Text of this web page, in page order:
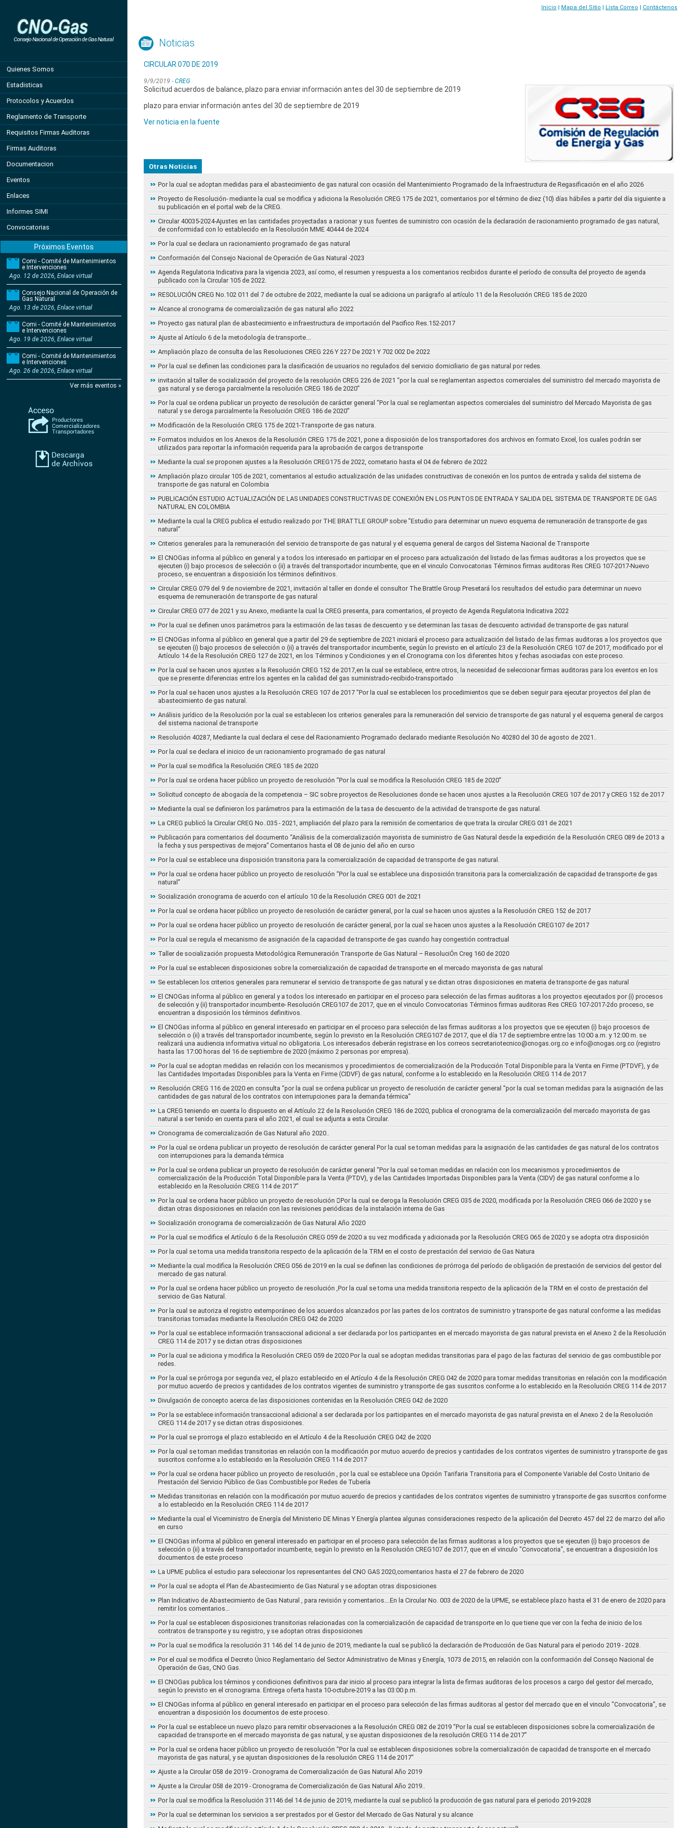
Quienes Somos
Estadisticas
Protocolos y Acuerdos
Reglamento de Transporte
Requisitos Firmas Auditoras
Firmas Auditoras
Documentacion
Eventos
Enlaces
Informes SIMI
Convocatorias
Próximos Eventos
Comi - Comité de Mantenimientos
e Intervenciones
Ago. 12 de 2026, Enlace virtual
Consejo Nacional de Operación de
Gas Natural
Ago. 13 de 2026, Enlace virtual
Comi - Comité de Mantenimientos
e Intervenciones
Ago. 19 de 2026, Enlace virtual
Comi - Comité de Mantenimientos
e Intervenciones
Ago. 26 de 2026, Enlace virtual
Ver más eventos »
Inicio | Mapa del Sitio | Lista Correo | Contáctenos
Noticias
CIRCULAR 070 DE 2019
9/9/2019 - CREG
Solicitud acuerdos de balance, plazo para enviar información antes del 30 de septiembre de 2019
plazo para enviar información antes del 30 de septiembre de 2019
Ver noticia en la fuente
Otras Noticias
Por la cual se adoptan medidas para el abastecimiento de gas natural con ocasión del Mantenimiento Programado de la Infraestructura de Regasificación en el año 2026
Proyecto de Resolución- mediante la cual se modifica y adiciona la Resolución CREG 175 de 2021, comentarios por el término de diez (10) días hábiles a partir del día siguiente a
su publicación en el portal web de la CREG.
Circular 40035-2024-Ajustes en las cantidades proyectadas a racionar y sus fuentes de suministro con ocasión de la declaración de racionamiento programado de gas natural,
de conformidad con lo establecido en la Resolución MME 40444 de 2024
Por la cual se declara un racionamiento programado de gas natural
Conformación del Consejo Nacional de Operación de Gas Natural -2023
Agenda Regulatoria Indicativa para la vigencia 2023, así como, el resumen y respuesta a los comentarios recibidos durante el período de consulta del proyecto de agenda
publicado con la Circular 105 de 2022.
RESOLUCIÓN CREG No.102 011 del 7 de octubre de 2022, mediante la cual se adiciona un parágrafo al artículo 11 de la Resolución CREG 185 de 2020
Alcance al cronograma de comercialización de gas natural año 2022
Proyecto gas natural plan de abastecimiento e infraestructura de importación del Pacifico Res.152-2017
Ajuste al Artículo 6 de la metodología de transporte….
Ampliación plazo de consulta de las Resoluciones CREG 226 Y 227 De 2021 Y 702 002 De 2022
Por la cual se definen las condiciones para la clasificación de usuarios no regulados del servicio domiciliario de gas natural por redes.
invitación al taller de socialización del proyecto de la resolución CREG 226 de 2021 “por la cual se reglamentan aspectos comerciales del suministro del mercado mayorista de
gas natural y se deroga parcialmente la resolución CREG 186 de 2020”
Por la cual se ordena publicar un proyecto de resolución de carácter general “Por la cual se reglamentan aspectos comerciales del suministro del Mercado Mayorista de gas
natural y se deroga parcialmente la Resolución CREG 186 de 2020”
Modificación de la Resolución CREG 175 de 2021-Transporte de gas natura.
Formatos incluidos en los Anexos de la Resolución CREG 175 de 2021, pone a disposición de los transportadores dos archivos en formato Excel, los cuales podrán ser
utilizados para reportar la información requerida para la aprobación de cargos de transporte
Mediante la cual se proponen ajustes a la Resolución CREG175 de 2022, cometario hasta el 04 de febrero de 2022
Ampliación plazo circular 105 de 2021, comentarios al estudio actualización de las unidades constructivas de conexión en los puntos de entrada y salida del sistema de
transporte de gas natural en Colombia
PUBLICACIÓN ESTUDIO ACTUALIZACIÓN DE LAS UNIDADES CONSTRUCTIVAS DE CONEXIÓN EN LOS PUNTOS DE ENTRADA Y SALIDA DEL SISTEMA DE TRANSPORTE DE GAS
NATURAL EN COLOMBIA
Mediante la cual la CREG publica el estudio realizado por THE BRATTLE GROUP sobre "Estudio para determinar un nuevo esquema de remuneración de transporte de gas
natural"
Criterios generales para la remuneración del servicio de transporte de gas natural y el esquema general de cargos del Sistema Nacional de Transporte
El CNOGas informa al público en general y a todos los interesado en participar en el proceso para actualización del listado de las firmas auditoras a los proyectos que se
ejecuten (i) bajo procesos de selección o (ii) a través del transportador incumbente, que en el vinculo Convocatorias Términos firmas auditoras Res CREG 107-2017-Nuevo
proceso, se encuentran a disposición los términos definitivos.
Circular CREG 079 del 9 de noviembre de 2021, invitación al taller en donde el consultor The Brattle Group Presetará los resultados del estudio para determinar un nuevo
esquema de remuneración de transporte de gas natural
Circular CREG 077 de 2021 y su Anexo, mediante la cual la CREG presenta, para comentarios, el proyecto de Agenda Regulatoria Indicativa 2022
Por la cual se definen unos parámetros para la estimación de las tasas de descuento y se determinan las tasas de descuento actividad de transporte de gas natural
El CNOGas informa al público en general que a partir del 29 de septiembre de 2021 iniciará el proceso para actualización del listado de las firmas auditoras a los proyectos que
se ejecuten (i) bajo procesos de selección o (ii) a través del transportador incumbente, según lo previsto en el artículo 23 de la Resolución CREG 107 de 2017, modificado por el
Artículo 14 de la Resolución CREG 127 de 2021, en los Términos y Condiciones y en el Cronograma con los diferentes hitos y fechas asociadas con este proceso.
Por la cual se hacen unos ajustes a la Resolución CREG 152 de 2017,en la cual se establece, entre otros, la necesidad de seleccionar firmas auditoras para los eventos en los
que se presente diferencias entre los agentes en la calidad del gas suministrado-recibido-transportado
Por la cual se hacen unos ajustes a la Resolución CREG 107 de 2017 “Por la cual se establecen los procedimientos que se deben seguir para ejecutar proyectos del plan de
abastecimiento de gas natural.
Análisis jurídico de la Resolución por la cual se establecen los criterios generales para la remuneración del servicio de transporte de gas natural y el esquema general de cargos
del sistema nacional de transporte
Resolución 40287, Mediante la cual declara el cese del Racionamiento Programado declarado mediante Resolución No 40280 del 30 de agosto de 2021..
Por la cual se declara el inicico de un racionamiento programado de gas natural
Por la cual se modifica la Resolución CREG 185 de 2020
Por la cual se ordena hacer público un proyecto de resolución “Por la cual se modifica la Resolución CREG 185 de 2020”
Solicitud concepto de abogacía de la competencia – SIC sobre proyectos de Resoluciones donde se hacen unos ajustes a la Resolución CREG 107 de 2017 y CREG 152 de 2017
Mediante la cual se definieron los parámetros para la estimación de la tasa de descuento de la actividad de transporte de gas natural.
La CREG publicó la Circular CREG No..035 - 2021, ampliación del plazo para la remisión de comentarios de que trata la circular CREG 031 de 2021
Publicación para comentarios del documento “Análisis de la comercialización mayorista de suministro de Gas Natural desde la expedición de la Resolución CREG 089 de 2013 a
la fecha y sus perspectivas de mejora” Comentarios hasta el 08 de junio del año en curso
Por la cual se establece una disposición transitoria para la comercialización de capacidad de transporte de gas natural.
Por la cual se ordena hacer público un proyecto de resolución “Por la cual se establece una disposición transitoria para la comercialización de capacidad de transporte de gas
natural”
Socialización cronograma de acuerdo con el artículo 10 de la Resolución CREG 001 de 2021
Por la cual se ordena hacer público un proyecto de resolución de carácter general, por la cual se hacen unos ajustes a la Resolución CREG 152 de 2017
Por la cual se ordena hacer público un proyecto de resolución de carácter general, por la cual se hacen unos ajustes a la Resolución CREG107 de 2017
Por la cual se regula el mecanismo de asignación de la capacidad de transporte de gas cuando hay congestión contractual
Taller de socialización propuesta Metodológica Remuneración Transporte de Gas Natural – ResoluciÓn Creg 160 de 2020
Por la cual se establecen disposiciones sobre la comercialización de capacidad de transporte en el mercado mayorista de gas natural
Se establecen los criterios generales para remunerar el servicio de transporte de gas natural y se dictan otras disposiciones en materia de transporte de gas natural
El CNOGas informa al público en general y a todos los interesado en participar en el proceso para selección de las firmas auditoras a los proyectos ejecutados por (i) procesos
de selección y (ii) transportador incumbente- Resolución CREG107 de 2017, que en el vinculo Convocatorias Términos firmas auditoras Res CREG 107-2017-2do proceso, se
encuentran a disposición los términos definitivos.
El CNOGas informa al público en general interesado en participar en el proceso para selección de las firmas auditoras a los proyectos que se ejecuten (i) bajo procesos de
selección o (ii) a través del transportador incumbente, según lo previsto en la Resolución CREG107 de 2017, que el día 17 de septiembre entre las 10:00 a.m. y 12:00 m. se
realizará una audiencia informativa virtual no obligatoria. Los interesados deberán registrase en los correos secretariotecnico@cnogas.org.co e info@cnogas.org.co (registro
hasta las 17:00 horas del 16 de septiembre de 2020 (máximo 2 personas por empresa).
Por la cual se adoptan medidas en relación con los mecanismos y procedimientos de comercialización de la Producción Total Disponible para la Venta en Firme (PTDVF), y de
las Cantidades Importadas Disponibles para la Venta en Firme (CIDVF) de gas natural, conforme a lo establecido en la Resolución CREG 114 de 2017
Resolución CREG 116 de 2020 en consulta “por la cual se ordena publicar un proyecto de resolución de carácter general “por la cual se toman medidas para la asignación de las
cantidades de gas natural de los contratos con interrupciones para la demanda térmica”
La CREG teniendo en cuenta lo dispuesto en el Artículo 22 de la Resolución CREG 186 de 2020, publica el cronograma de la comercialización del mercado mayorista de gas
natural a ser tenido en cuenta para el año 2021, el cual se adjunta a esta Circular.
Cronograma de comercialización de Gas Natural año 2020..
Por la cual se ordena publicar un proyecto de resolución de carácter general Por la cual se toman medidas para la asignación de las cantidades de gas natural de los contratos
con interrupciones para la demanda térmica
Por la cual se ordena publicar un proyecto de resolución de carácter general “Por la cual se toman medidas en relación con los mecanismos y procedimientos de
comercialización de la Producción Total Disponible para la Venta (PTDV), y de las Cantidades Importadas Disponibles para la Venta (CIDV) de gas natural conforme a lo
establecido en la Resolución CREG 114 de 2017”
Por la cual se ordena hacer público un proyecto de resolución 􀂴Por la cual se deroga la Resolución CREG 035 de 2020, modificada por la Resolución CREG 066 de 2020 y se
dictan otras disposiciones en relación con las revisiones periódicas de la instalación interna de Gas
Socialización cronograma de comercialización de Gas Natural Año 2020
Por la cual se modifica el Artículo 6 de la Resolución CREG 059 de 2020 a su vez modificada y adicionada por la Resolución CREG 065 de 2020 y se adopta otra disposición
Por la cual se toma una medida transitoria respecto de la aplicación de la TRM en el costo de prestación del servicio de Gas Natura
Mediante la cual modifica la Resolución CREG 056 de 2019 en la cual se definen las condiciones de prórroga del período de obligación de prestación de servicios del gestor del
mercado de gas natural.
Por la cual se ordena hacer público un proyecto de resolución ,Por la cual se toma una medida transitoria respecto de la aplicación de la TRM en el costo de prestación del
servicio de Gas Natural.
Por la cual se autoriza el registro extemporáneo de los acuerdos alcanzados por las partes de los contratos de suministro y transporte de gas natural conforme a las medidas
transitorias tomadas mediante la Resolución CREG 042 de 2020
Por la cual se establece información transaccional adicional a ser declarada por los participantes en el mercado mayorista de gas natural prevista en el Anexo 2 de la Resolución
CREG 114 de 2017 y se dictan otras disposiciones
Por la cual se adiciona y modifica la Resolución CREG 059 de 2020 Por la cual se adoptan medidas transitorias para el pago de las facturas del servicio de gas combustible por
redes.
Por la cual se prórroga por segunda vez, el plazo establecido en el Artículo 4 de la Resolución CREG 042 de 2020 para tomar medidas transitorias en relación con la modificación
por mutuo acuerdo de precios y cantidades de los contratos vigentes de suministro y transporte de gas suscritos conforme a lo establecido en la Resolución CREG 114 de 2017
Divulgación de concepto acerca de las disposiciones contenidas en la Resolución CREG 042 de 2020
Por la se establece información transaccional adicional a ser declarada por los participantes en el mercado mayorista de gas natural prevista en el Anexo 2 de la Resolución
CREG 114 de 2017 y se dictan otras disposiciones.
Por la cual se prorroga el plazo establecido en el Artículo 4 de la Resolución CREG 042 de 2020
Por la cual se toman medidas transitorias en relación con la modificación por mutuo acuerdo de precios y cantidades de los contratos vigentes de suministro y transporte de gas
suscritos conforme a lo establecido en la Resolución CREG 114 de 2017
Por la cual se ordena hacer público un proyecto de resolución , por la cual se establece una Opción Tarifaria Transitoria para el Componente Variable del Costo Unitario de
Prestación del Servicio Público de Gas Combustible por Redes de Tubería
Medidas transitorias en relación con la modificación por mutuo acuerdo de precios y cantidades de los contratos vigentes de suministro y transporte de gas suscritos conforme
a lo establecido en la Resolución CREG 114 de 2017
Mediante la cual el Viceministro de Energía del Ministerio DE Minas Y Energía plantea algunas consideraciones respecto de la aplicación del Decreto 457 del 22 de marzo del año
en curso
El CNOGas informa al público en general interesado en participar en el proceso para selección de las firmas auditoras a los proyectos que se ejecuten (i) bajo procesos de
selección o (ii) a través del transportador incumbente, según lo previsto en la Resolución CREG107 de 2017, que en el vinculo "Convocatoria", se encuentran a disposición los
documentos de este proceso
La UPME publica el estudio para seleccionar los representantes del CNO GAS 2020,comentarios hasta el 27 de febrero de 2020
Por la cual se adopta el Plan de Abastecimiento de Gas Natural y se adoptan otras disposiciones
Plan Indicativo de Abastecimiento de Gas Natural , para revisión y comentarios….En la Circular No. 003 de 2020 de la UPME, se establece plazo hasta el 31 de enero de 2020 para
remitir los comentarios…
Por la cual se establecen disposiciones transitorias relacionadas con la comercialización de capacidad de transporte en lo que tiene que ver con la fecha de inicio de los
contratos de transporte y su registro, y se adoptan otras disposiciones
Por la cual se modifica la resolución 31 146 del 14 de junio de 2019, mediante la cual se publicó la declaración de Producción de Gas Natural para el periodo 2019 - 2028.
Por el cual se modifica el Decreto Único Reglamentario del Sector Administrativo de Minas y Energía, 1073 de 2015, en relación con la conformación del Consejo Nacional de
Operación de Gas, CNO Gas.
El CNOGas publica los términos y condiciones definitivos para dar inicio al proceso para integrar la lista de firmas auditoras de los procesos a cargo del gestor del mercado,
según lo previsto en el cronograma. Entrega oferta hasta 10-octubre-2019 a las 03:00 p.m.
El CNOGas informa al público en general interesado en participar en el proceso para selección de las firmas auditoras al gestor del mercado que en el vinculo "Convocatoria", se
encuentran a disposición los documentos de este proceso.
Por la cual se establece un nuevo plazo para remitir observaciones a la Resolución CREG 082 de 2019 “Por la cual se establecen disposiciones sobre la comercialización de
capacidad de transporte en el mercado mayorista de gas natural, y se ajustan disposiciones de la resolución CREG 114 de 2017”
Por la cual se ordena hacer público un proyecto de resolución “Por la cual se establecen disposiciones sobre la comercialización de capacidad de transporte en el mercado
mayorista de gas natural, y se ajustan disposiciones de la resolución CREG 114 de 2017”
Ajuste a la Circular 058 de 2019 - Cronograma de Comercialización de Gas Natural Año 2019
Ajuste a la Circular 058 de 2019 - Cronograma de Comercialización de Gas Natural Año 2019..
Por la cual se modifica la Resolución 31146 del 14 de junio de 2019, mediante la cual se publicó la producción de gas natural para el periodo 2019-2028
Por la cual se determinan los servicios a ser prestados por el Gestor del Mercado de Gas Natural y su alcance